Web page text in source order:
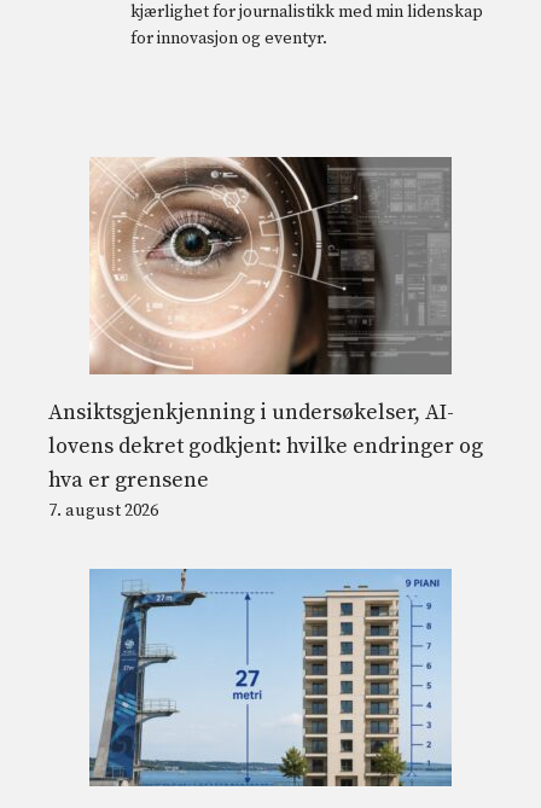
kjærlighet for journalistikk med min lidenskap
for innovasjon og eventyr.
Ansiktsgjenkjenning i undersøkelser, AI-
lovens dekret godkjent: hvilke endringer og
hva er grensene
7. august 2026